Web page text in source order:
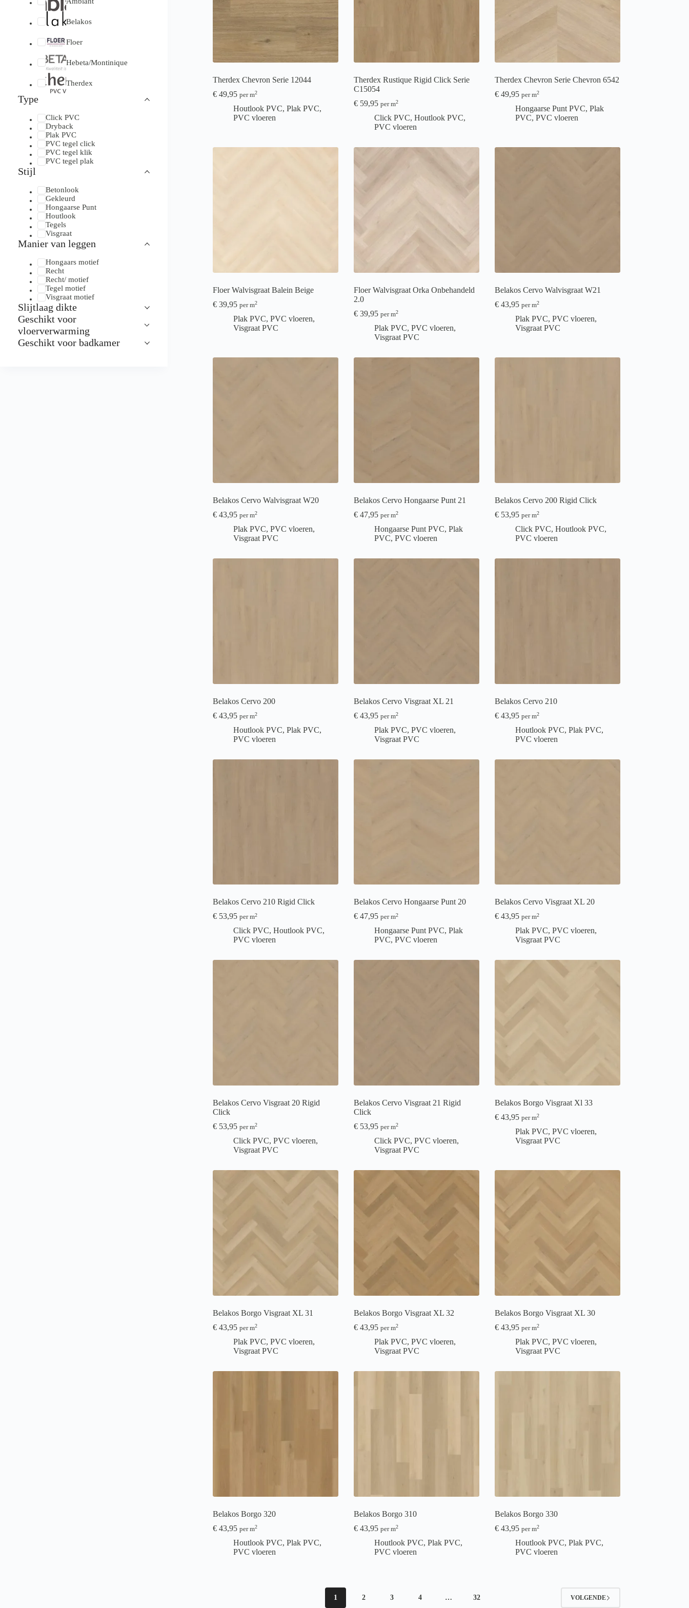
Therdex Chevron Serie 12044
€49,95 per m2
Houtlook PVC, Plak PVC,
PVC vloeren
Therdex Rustique Rigid Click Serie
C15054
€59,95 per m2
Click PVC, Houtlook PVC,
PVC vloeren
Therdex Chevron Serie Chevron 6542
€49,95 per m2
Hongaarse Punt PVC, Plak
PVC, PVC vloeren
Floer Walvisgraat Balein Beige
€39,95 per m2
Plak PVC, PVC vloeren,
Visgraat PVC
Floer Walvisgraat Orka Onbehandeld
2.0
€39,95 per m2
Plak PVC, PVC vloeren,
Visgraat PVC
Belakos Cervo Walvisgraat W21
€43,95 per m2
Plak PVC, PVC vloeren,
Visgraat PVC
Belakos Cervo Walvisgraat W20
€43,95 per m2
Plak PVC, PVC vloeren,
Visgraat PVC
Belakos Cervo Hongaarse Punt 21
€47,95 per m2
Hongaarse Punt PVC, Plak
PVC, PVC vloeren
Belakos Cervo 200 Rigid Click
€53,95 per m2
Click PVC, Houtlook PVC,
PVC vloeren
Belakos Cervo 200
€43,95 per m2
Houtlook PVC, Plak PVC,
PVC vloeren
Belakos Cervo Visgraat XL 21
€43,95 per m2
Plak PVC, PVC vloeren,
Visgraat PVC
Belakos Cervo 210
€43,95 per m2
Houtlook PVC, Plak PVC,
PVC vloeren
Belakos Cervo 210 Rigid Click
€53,95 per m2
Click PVC, Houtlook PVC,
PVC vloeren
Belakos Cervo Hongaarse Punt 20
€47,95 per m2
Hongaarse Punt PVC, Plak
PVC, PVC vloeren
Belakos Cervo Visgraat XL 20
€43,95 per m2
Plak PVC, PVC vloeren,
Visgraat PVC
Belakos Cervo Visgraat 20 Rigid
Click
€53,95 per m2
Click PVC, PVC vloeren,
Visgraat PVC
Belakos Cervo Visgraat 21 Rigid
Click
€53,95 per m2
Click PVC, PVC vloeren,
Visgraat PVC
Belakos Borgo Visgraat Xl 33
€43,95 per m2
Plak PVC, PVC vloeren,
Visgraat PVC
Belakos Borgo Visgraat XL 31
€43,95 per m2
Plak PVC, PVC vloeren,
Visgraat PVC
Belakos Borgo Visgraat XL 32
€43,95 per m2
Plak PVC, PVC vloeren,
Visgraat PVC
Belakos Borgo Visgraat XL 30
€43,95 per m2
Plak PVC, PVC vloeren,
Visgraat PVC
Belakos Borgo 320
€43,95 per m2
Houtlook PVC, Plak PVC,
PVC vloeren
Belakos Borgo 310
€43,95 per m2
Houtlook PVC, Plak PVC,
PVC vloeren
Belakos Borgo 330
€43,95 per m2
Houtlook PVC, Plak PVC,
PVC vloeren
1 2 3 4 … 32 VOLGENDE
Belakos
Floer
Hebeta/Montinique
Therdex
Type
Click PVC
Dryback
Plak PVC
PVC tegel click
PVC tegel klik
PVC tegel plak
Stijl
Betonlook
Gekleurd
Hongaarse Punt
Houtlook
Tegels
Visgraat
Manier van leggen
Hongaars motief
Recht
Recht/ motief
Tegel motief
Visgraat motief
Slijtlaag dikte
Geschikt voor
vloerverwarming
Geschikt voor badkamer